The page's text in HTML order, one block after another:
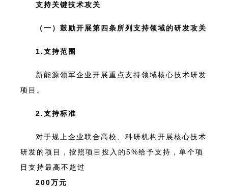
支持关键技术攻关
（一）鼓励开展第四条所列支持领域的研发攻关
1.支持范围
新能源领军企业开展重点支持领域核心技术研发
项目。
2.支持标准
对于规上企业联合高校、科研机构开展核心技术
研发的项目，按照项目投入的5%给予支持，单个项
目支持最高不超过
200万元